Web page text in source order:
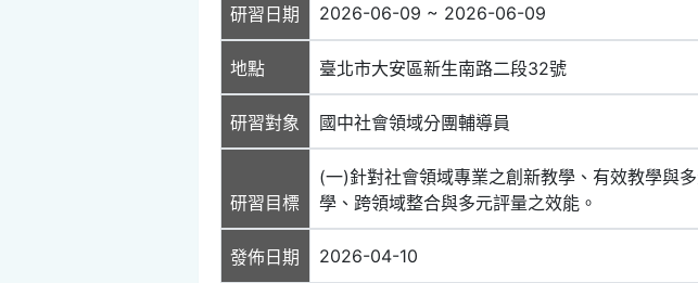
研習日期 2026-06-09 ~ 2026-06-09
地點 臺北市大安區新生南路二段32號
研習對象 國中社會領域分團輔導員
研習目標
(一)針對社會領域專業之創新教學、有效教學與
學、跨領域整合與多元評量之效能。
發佈日期 2026-04-10